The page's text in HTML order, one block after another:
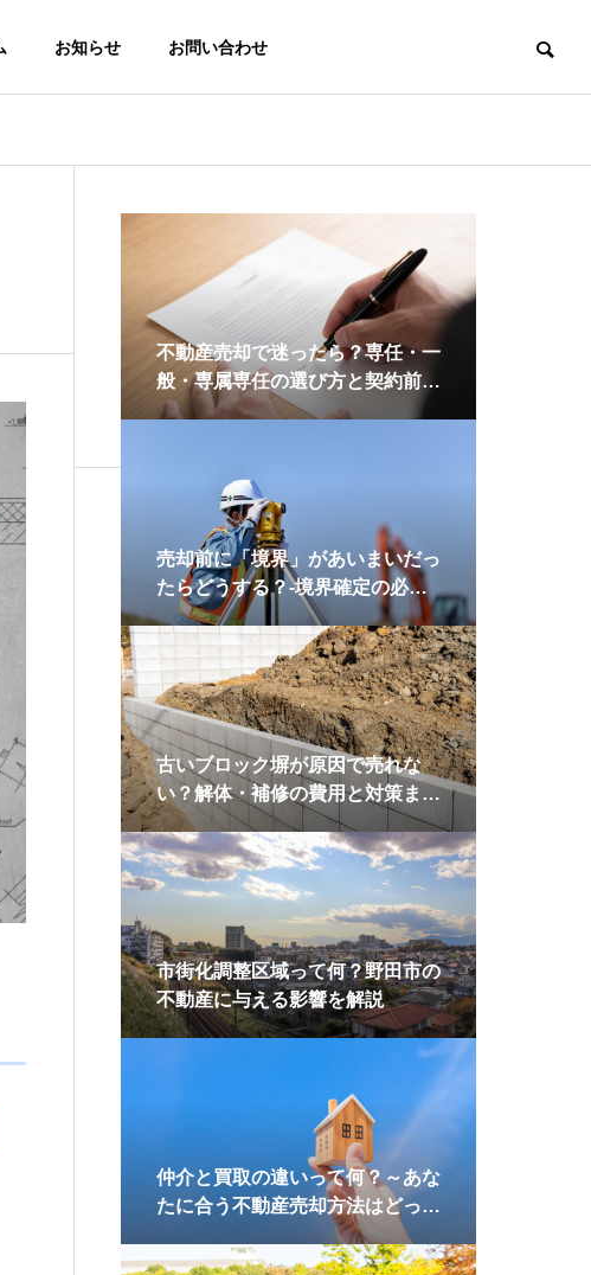
お知らせ お問い合わせ
著書・執筆情報
事業
した作図設計、許
、工程管理
相続・許認可・設計・
解体・測量・税務など
活用・解体の判断基準
不動産売却で迷ったら？専任・一
般・専属専任の選び方と契約前チ
ェックリスト
売却前に「境界」があいまいだっ
たらどうする？-境界確定の必要
性と、筆界確認・確定測量のポイ
ントを解説-
古いブロック塀が原因で売れな
い？解体・補修の費用と対策まと
め
市街化調整区域って何？野田市の
不動産に与える影響を解説
仲介と買取の違いって何？～あな
たに合う不動産売却方法はどっ